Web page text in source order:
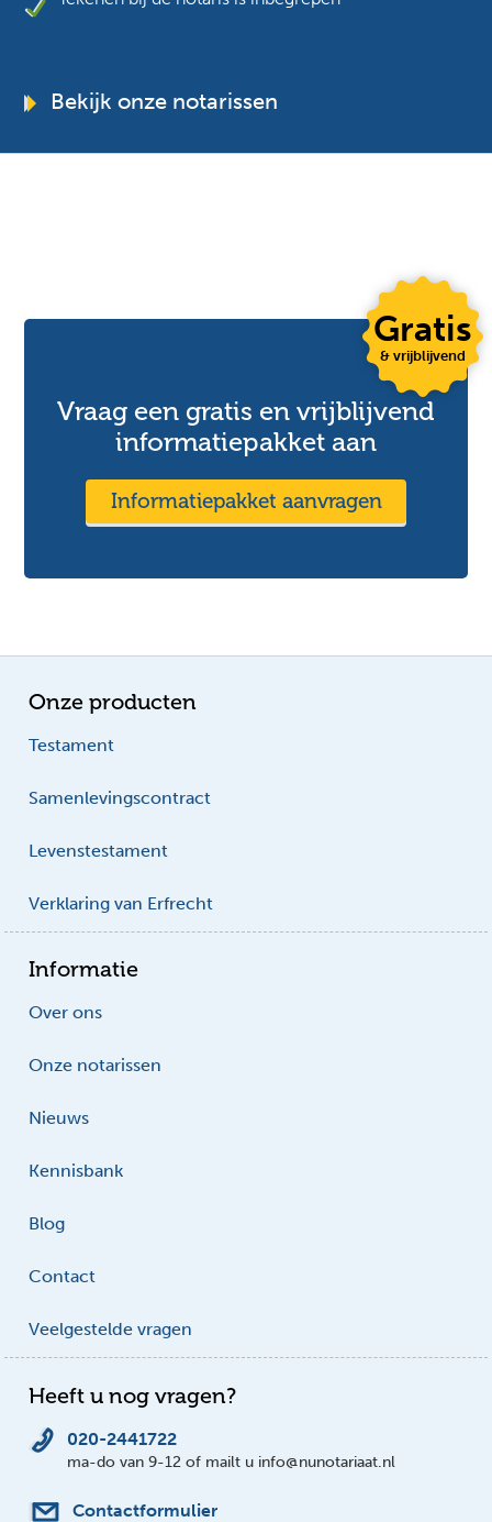
Bekijk onze notarissen
Vraag een gratis en vrijblijvend
informatiepakket aan
Informatiepakket aanvragen
Gratis
& vrijblijvend
Onze producten
Testament
Samenlevingscontract
Levenstestament
Verklaring van Erfrecht
Informatie
Over ons
Onze notarissen
Nieuws
Kennisbank
Blog
Contact
Veelgestelde vragen
Heeft u nog vragen?
020-2441722
ma-do van 9-12 of mailt u info@nunotariaat.nl
Contactformulier